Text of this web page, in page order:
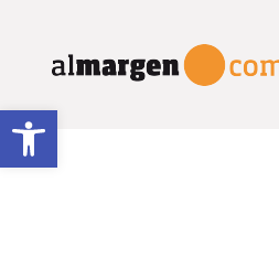
Abrir barra de herramientas